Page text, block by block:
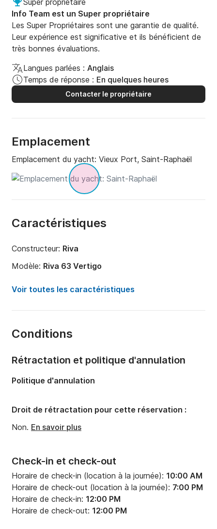
époustouflant et ses installations haut de gamme, les
clients pourront se détendre et profiter de la vue
imprenable sur la mer Méditerranée. Profitez du
confort et de la commodité de ce magnifique Riva
lors de votre prochaine location de yacht !
Super propriétaire
Info Team est un Super propriétaire
Les Super Propriétaires sont une garantie de qualité.
Leur expérience est significative et ils bénéficient de
très bonnes évaluations.
Langues parlées : Anglais
Temps de réponse : En quelques heures
Contacter le propriétaire
Emplacement
Emplacement du yacht: Vieux Port, Saint-Raphaël
Caractéristiques
Constructeur: Riva
Modèle: Riva 63 Vertigo
Année:
Équipage:2 membres
Nombre de cabines:
Puissance moteur:2000cv
Carburant:350 L/h
Voir toutes les caractéristiques
Conditions
Check-in et check-out
Horaire de check-in (location à la journée): 10:00 AM
Horaire de check-out (location à la journée): 7:00 PM
Horaire de check-in: 12:00 PM
Horaire de check-out: 12:00 PM
Rétractation et politique d'annulation
Politique d'annulation
Droit de rétractation pour cette réservation :
Non. En savoir plus